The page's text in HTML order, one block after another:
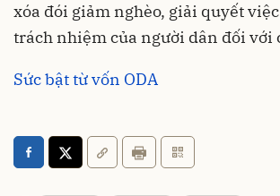
xóa đói giảm nghèo, giải quyết
trách nhiệm của người dân đối với
Sức bật từ vốn ODA